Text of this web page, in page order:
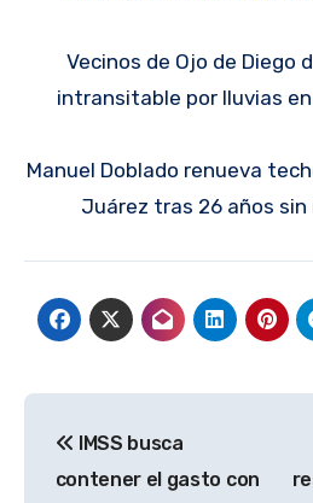
Vecinos de Ojo de Diego
intransitable por lluvias
Manuel Doblado renueva
Juárez tras 26 años
de
IMSS busca
contener el gasto con